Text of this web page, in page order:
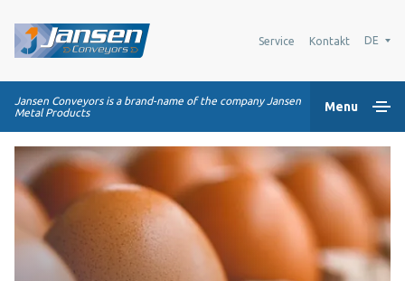
Service Kontakt DE
Jansen Conveyors is a brand-name of the company Jansen
Metal Products
Menu
Home
Kunststoff-Modulbänder
Transportsysteme